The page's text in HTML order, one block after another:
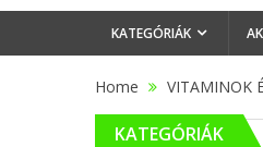
KATEGÓRIÁK
Home VITAMINOK
KATEGÓRIÁK